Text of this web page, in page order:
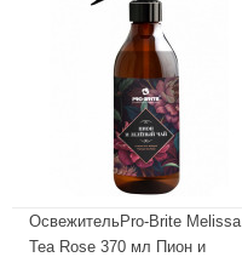
ОсвежительPro-Brite Melissa
Tea Rose 370 мл Пион и